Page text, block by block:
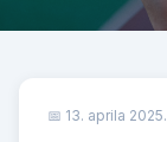
📅 13. aprila 2025.